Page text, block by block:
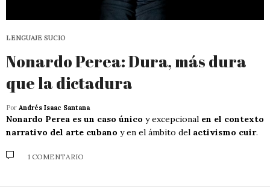
LENGUAJE SUCIO
Nonardo Perea: Dura, más dura
que la dictadura
Por Andrés Isaac Santana
Nonardo Perea es un caso único y excepcional en el contexto
narrativo del arte cubano y en el ámbito del activismo cuir.
1 COMENTARIO